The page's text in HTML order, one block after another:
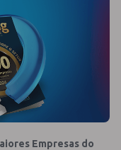
Empresas do